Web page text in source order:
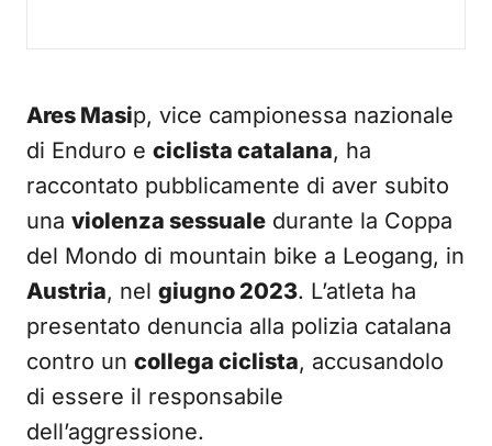
Ares Masip, vice campionessa nazionale
di Enduro e ciclista catalana, ha
raccontato pubblicamente di aver subito
una violenza sessuale durante la Coppa
del Mondo di mountain bike a Leogang, in
Austria, nel giugno 2023. L’atleta ha
presentato denuncia alla polizia catalana
contro un collega ciclista, accusandolo
di essere il responsabile
dell’aggressione.